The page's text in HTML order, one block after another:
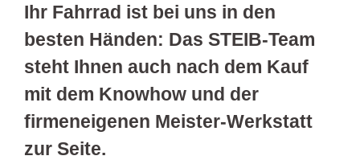
Ihr Fahrrad ist bei uns in den
besten Händen: Das STEIB-Team
steht Ihnen auch nach dem Kauf
mit dem Knowhow und der
firmeneigenen Meister-Werkstatt
zur Seite.